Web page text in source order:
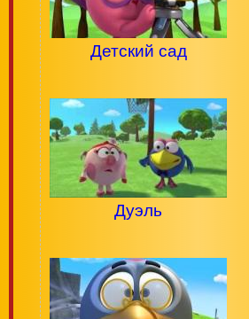
Детский сад
Дуэль